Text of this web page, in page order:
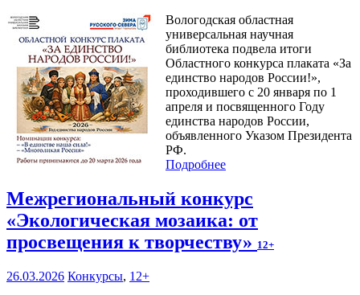
Вологодская областная
универсальная научная
библиотека подвела итоги
Областного конкурса плаката «За
единство народов России!»,
проходившего с 20 января по 1
апреля и посвященного Году
единства народов России,
объявленного Указом Президента
РФ.
Подробнее
Межрегиональный конкурс
«Экологическая мозаика: от
просвещения к творчеству» 12+
26.03.2026 Конкурсы, 12+